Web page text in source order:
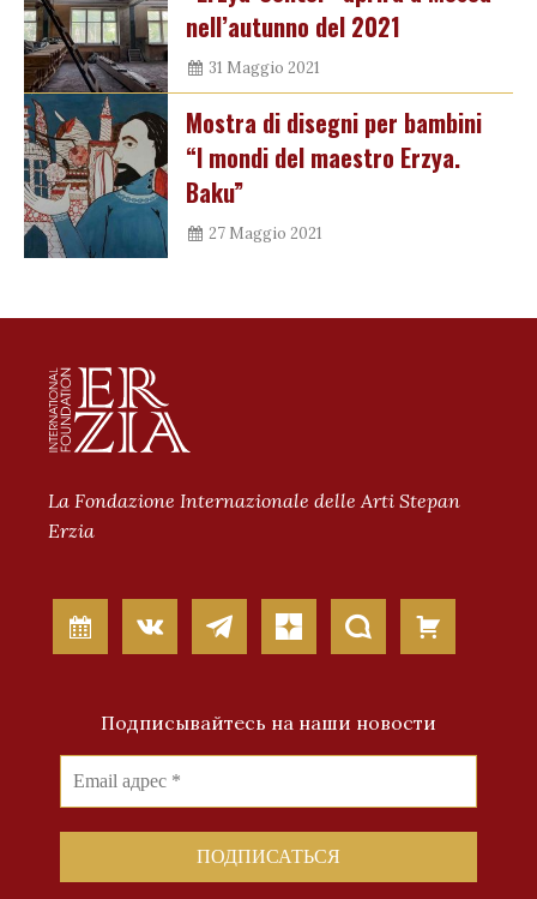
nell’autunno del 2021
31 Maggio 2021
Mostra di disegni per bambini
“I mondi del maestro Erzya.
Baku”
27 Maggio 2021
La Fondazione Internazionale delle Arti Stepan
Erzia
Подписывайтесь на наши новости